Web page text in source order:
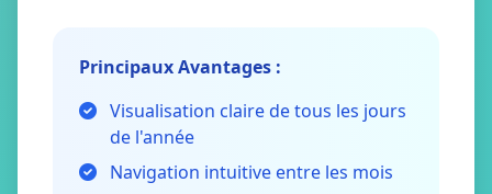
Principaux Avantages :
Visualisation claire de tous les jours
de l'année
Navigation intuitive entre les mois